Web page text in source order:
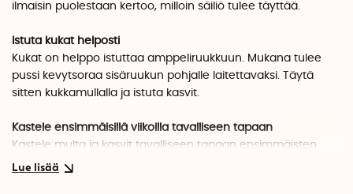
ilmaisin puolestaan kertoo, milloin säiliö tulee täyttää.
Istuta kukat helposti
Kukat on helppo istuttaa amppeliruukkuun. Mukana tulee
pussi kevytsoraa sisäruukun pohjalle laitettavaksi. Täytä
sitten kukkamullalla ja istuta kasvit.
Kastele ensimmäisillä viikoilla tavalliseen tapaan
Kastele multa ja kasvit tavalliseen tapaan ensimmäisten
viikkojen aikana (noin 10-12 viikkoa). Nosta sisäruukkua